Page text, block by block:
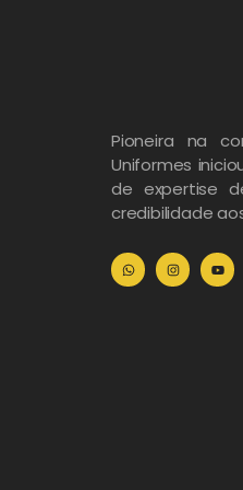
Pioneira na
Uniformes
de expertise
credibilidade